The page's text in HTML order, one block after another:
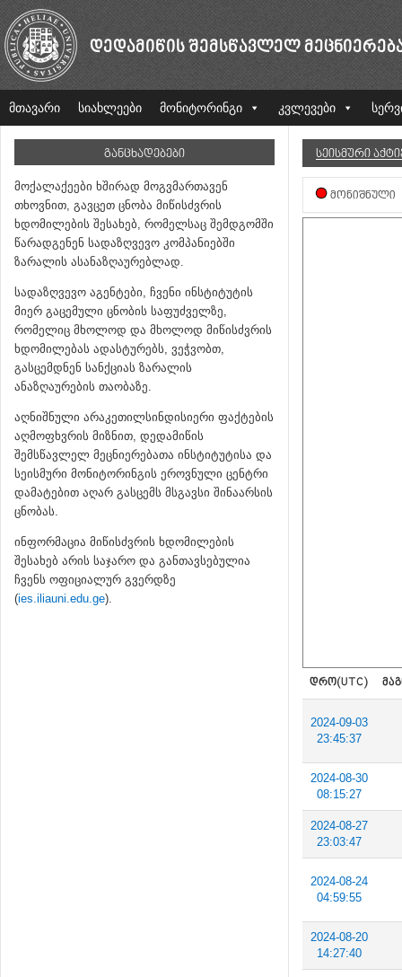
ᲓᲔᲓᲐᲛᲘᲬᲘᲡ ᲨᲔᲛᲡᲬᲐᲕᲚᲔᲚ
მთავარი სიახლეები მონიტორინგი კვლევები
ᲒᲐᲜᲪᲮᲐᲓᲔᲑᲔᲑᲘ
მოქალაქეები ხშირად მოგვმართავენ
თხოვნით, გავცეთ ცნობა მიწისძვრის
ხდომილების შესახებ, რომელსაც შემდგომში
წარადგენენ სადაზღვევო კომპანიებში
ზარალის ასანაზღაურებლად.
სადაზღვევო აგენტები, ჩვენი ინსტიტუტის
მიერ გაცემული ცნობის საფუძველზე,
რომელიც მხოლოდ და მხოლოდ მიწისძვრის
ხდომილებას ადასტურებს, ვეჭვობთ,
გასცემდნენ სანქციას ზარალის
ანაზღაურების თაობაზე.
აღნიშნული არაკეთილსინდისიერი ფაქტების
აღმოფხვრის მიზნით, დედამიწის
შემსწავლელ მეცნიერებათა ინსტიტუტისა და
სეისმური მონიტორინგის ეროვნული ცენტრი
დამატებით აღარ გასცემს მსგავსი შინაარსის
ცნობას.
ინფორმაცია მიწისძვრის ხდომილების
შესახებ არის საჯარო და განთავსებულია
ჩვენს ოფიციალურ გვერდზე
(ies.iliauni.edu.ge).
ᲡᲔᲘᲡᲛᲣᲠᲘ
ᲛᲝᲜᲘᲨᲜᲣᲚᲘ
ᲓᲠᲝ(UTC)
2024-09-03
23:45:37
2024-08-30
08:15:27
2024-08-27
23:03:47
2024-08-24
04:59:55
2024-08-20
14:27:40